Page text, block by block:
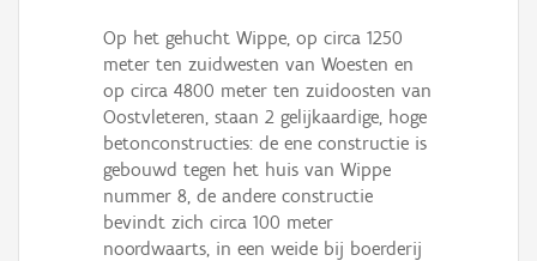
Op het gehucht Wippe, op circa 1250
meter ten zuidwesten van Woesten en
op circa 4800 meter ten zuidoosten van
Oostvleteren, staan 2 gelijkaardige, hoge
betonconstructies: de ene constructie is
gebouwd tegen het huis van Wippe
nummer 8, de andere constructie
bevindt zich circa 100 meter
noordwaarts, in een weide bij boerderij